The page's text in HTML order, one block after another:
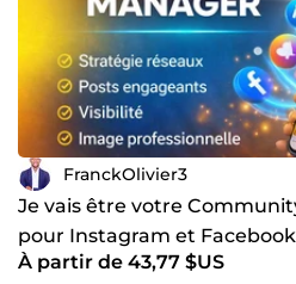
FranckOlivier3
Je vais être votre
pour Instagram et Facebook
À partir de 43,77 $US